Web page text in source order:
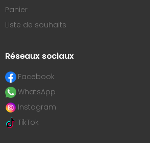
Panier
Liste de souhaits
Réseaux sociaux
Facebook
WhatsApp
Instagram
TikTok